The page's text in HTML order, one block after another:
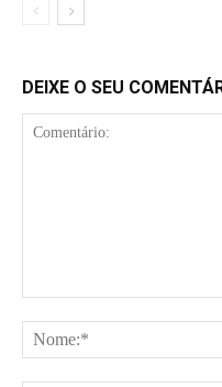
DEIXE O SEU